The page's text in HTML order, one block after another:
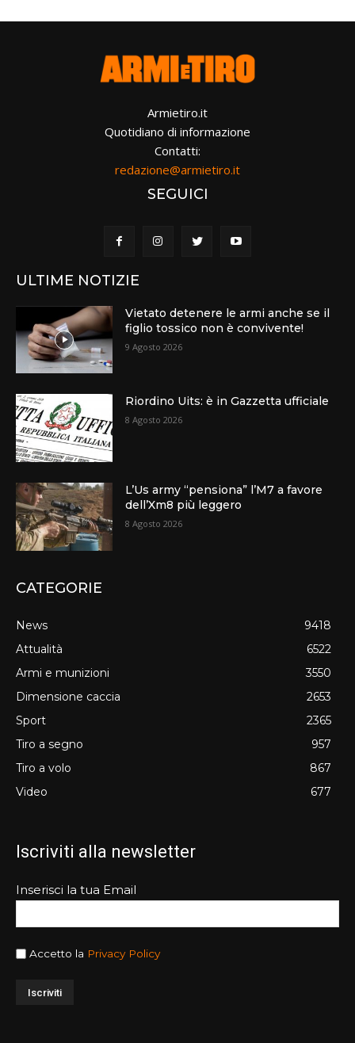
Armietiro.it
Quotidiano di informazione
Contatti:
redazione@armietiro.it
SEGUICI
ULTIME NOTIZIE
Vietato detenere le armi anche se il
figlio tossico non è convivente!
9 Agosto 2026
Riordino Uits: è in Gazzetta ufficiale
8 Agosto 2026
L’Us army “pensiona” l’M7 a favore
dell’Xm8 più leggero
8 Agosto 2026
CATEGORIE
News
9418
Attualità
6522
Armi e munizioni
3550
Dimensione caccia
2653
Sport
2365
Tiro a segno
957
Tiro a volo
867
Video
677
Iscriviti alla newsletter
Inserisci la tua Email
Accetto la Privacy Policy